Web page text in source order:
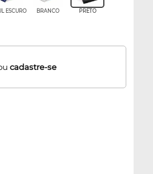
ESCURO BRANCO PRETO
cadastre-se